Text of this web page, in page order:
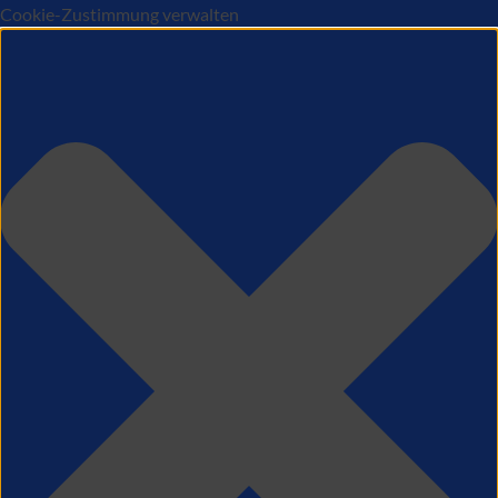
Cookie-Zustimmung verwalten